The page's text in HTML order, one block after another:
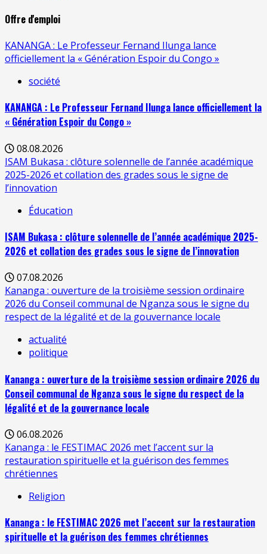
Offre d'emploi
KANANGA : Le Professeur Fernand Ilunga lance
officiellement la « Génération Espoir du Congo »
société
KANANGA : Le Professeur Fernand Ilunga lance officiellement la
« Génération Espoir du Congo »
08.08.2026
ISAM Bukasa : clôture solennelle de l’année académique
2025-2026 et collation des grades sous le signe de
l’innovation
Éducation
ISAM Bukasa : clôture solennelle de l’année académique 2025-
2026 et collation des grades sous le signe de l’innovation
07.08.2026
Kananga : ouverture de la troisième session ordinaire
2026 du Conseil communal de Nganza sous le signe du
respect de la légalité et de la gouvernance locale
actualité
politique
Kananga : ouverture de la troisième session ordinaire 2026 du
Conseil communal de Nganza sous le signe du respect de la
légalité et de la gouvernance locale
06.08.2026
Kananga : le FESTIMAC 2026 met l’accent sur la
restauration spirituelle et la guérison des femmes
chrétiennes
Religion
Kananga : le FESTIMAC 2026 met l’accent sur la restauration
spirituelle et la guérison des femmes chrétiennes